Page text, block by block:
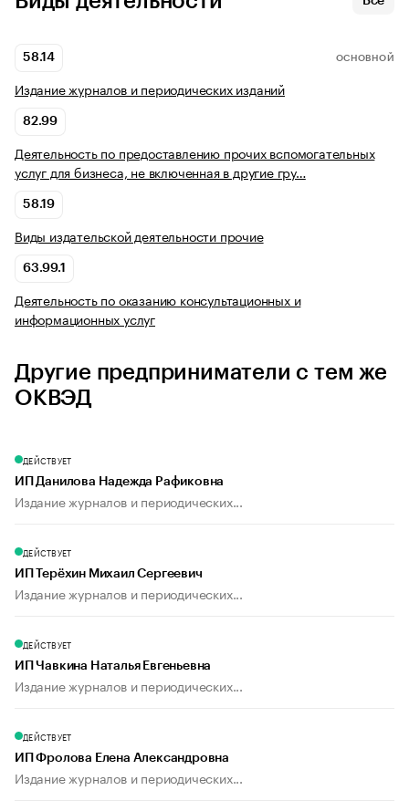
58.14 ОСНОВНОЙ
Издание журналов и периодических изданий
82.99
Деятельность по предоставлению прочих вспомогательных
услуг для бизнеса, не включенная в другие гру…
58.19
Виды издательской деятельности прочие
63.99.1
Деятельность по оказанию консультационных и
информационных услуг
Другие предприниматели с тем же
ОКВЭД
ДЕЙСТВУЕТ
ИП Данилова Надежда Рафиковна
Издание журналов и периодических...
ДЕЙСТВУЕТ
ИП Терёхин Михаил Сергеевич
Издание журналов и периодических...
ДЕЙСТВУЕТ
ИП Чавкина Наталья Евгеньевна
Издание журналов и периодических...
ДЕЙСТВУЕТ
ИП Фролова Елена Александровна
Издание журналов и периодических...